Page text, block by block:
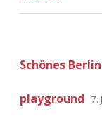
Schönes
playground 7.